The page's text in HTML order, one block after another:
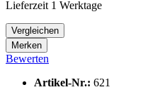
Lieferzeit 1 Werktage
Vergleichen
Merken
Bewerten
Artikel-Nr.: 621